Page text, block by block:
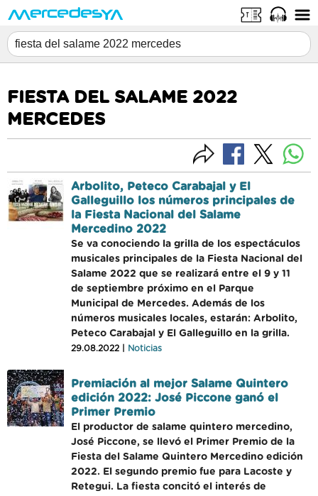
FIESTA DEL SALAME 2022
MERCEDES
Arbolito, Peteco Carabajal y El
Galleguillo los números principales de
la Fiesta Nacional del Salame
Mercedino 2022
Se va conociendo la grilla de los espectáculos
musicales principales de la Fiesta Nacional del
Salame 2022 que se realizará entre el 9 y 11
de septiembre próximo en el Parque
Municipal de Mercedes. Además de los
números musicales locales, estarán: Arbolito,
Peteco Carabajal y El Galleguillo en la grilla.
29.08.2022 | Noticias
Premiación al mejor Salame Quintero
edición 2022: José Piccone ganó el
Primer Premio
El productor de salame quintero mercedino,
José Piccone, se llevó el Primer Premio de la
Fiesta del Salame Quintero Mercedino edición
2022. El segundo premio fue para Lacoste y
Retegui. La fiesta concitó el interés de